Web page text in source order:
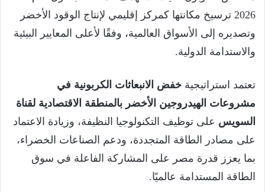
2026 ترسيخ مكانتها كمركز إقليمي لإنتاج الوقود الأخضر
وتصديره إلى الأسواق العالمية، وفقًا لأعلى المعايير البيئية
والاستدامة الدولية.
تعتمد استراتيجية خفض الانبعاثات الكربونية في
مشروعات الهيدروجين الأخضر بالمنطقة الاقتصادية لقناة
السويس على توظيف التكنولوجيا النظيفة، وزيادة الاعتماد
على مصادر الطاقة المتجددة، ودعم الصناعات الخضراء،
بما يعزز قدرة مصر على المشاركة الفاعلة في سوق
الطاقة المستدامة عالميًا.